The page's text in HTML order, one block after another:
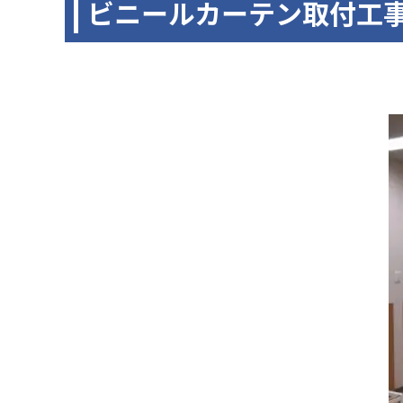
ビニールカーテン取付工